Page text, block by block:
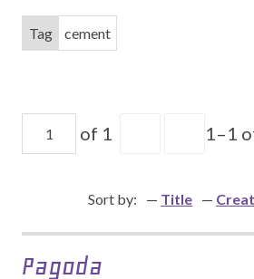
Tag cement
of 1 1–1
Sort by: Title
Pagoda